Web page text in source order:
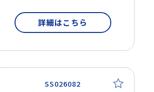
詳細はこちら
SS026082